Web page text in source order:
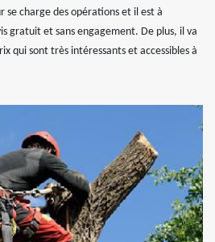
se charge des opérations et il est à
gratuit et sans engagement. De plus, il va
qui sont très intéressants et accessibles à